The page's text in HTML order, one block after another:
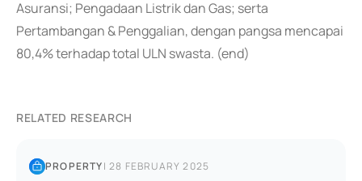
Asuransi; Pengadaan Listrik dan Gas; serta
Pertambangan & Penggalian, dengan pangsa mencapai
80,4% terhadap total ULN swasta. (end)
RELATED RESEARCH
PROPERTY|28 FEBRUARY 2025